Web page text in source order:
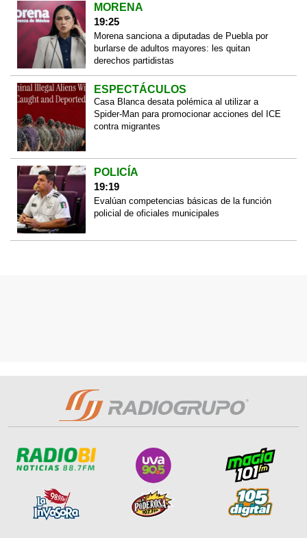
MORENA
19:25
Morena sanciona a diputadas de Puebla por
burlarse de adultos mayores: les quitan
derechos partidistas
ESPECTÁCULOS
Casa Blanca desata polémica al utilizar a
Spider-Man para promocionar acciones del ICE
contra migrantes
POLICÍA
19:19
Evalúan competencias básicas de la función
policial de oficiales municipales